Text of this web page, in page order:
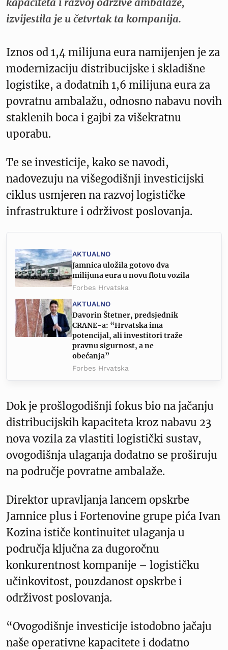
izvijestila je u četvrtak ta kompanija.
Iznos od 1,4 milijuna eura namijenjen je za
modernizaciju distribucijske i skladišne
logistike, a dodatnih 1,6 milijuna eura za
povratnu ambalažu, odnosno nabavu novih
staklenih boca i gajbi za višekratnu
uporabu.
Te se investicije, kako se navodi,
nadovezuju na višegodišnji investicijski
ciklus usmjeren na razvoj logističke
infrastrukture i održivost poslovanja.
AKTUALNO
Jamnica uložila gotovo dva
milijuna eura u novu flotu vozila
Forbes Hrvatska
AKTUALNO
Davorin Štetner, predsjednik
CRANE-a: “Hrvatska ima
potencijal, ali investitori traže
pravnu sigurnost, a ne
obećanja”
Forbes Hrvatska
Dok je prošlogodišnji fokus bio na jačanju
distribucijskih kapaciteta kroz nabavu 23
nova vozila za vlastiti logistički sustav,
ovogodišnja ulaganja dodatno se proširuju
na područje povratne ambalaže.
Direktor upravljanja lancem opskrbe
Jamnice plus i Fortenovine grupe pića Ivan
Kozina ističe kontinuitet ulaganja u
područja ključna za dugoročnu
konkurentnost kompanije – logističku
učinkovitost, pouzdanost opskrbe i
održivost poslovanja.
“Ovogodišnje investicije istodobno jačaju
naše operativne kapacitete i dodatno